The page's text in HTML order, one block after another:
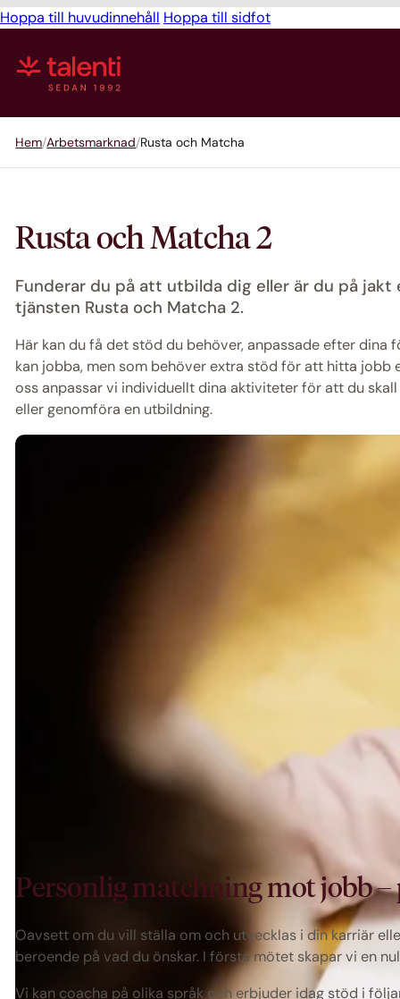
Hoppa till huvudinnehåll Hoppa till sidfot
Hem Arbetsmarknad Rusta och Matcha
Rusta och Matcha 2
Funderar du på att utbilda dig eller är du på
tjänsten Rusta och Matcha 2.
Här kan du få det stöd du behöver, anpassade efter
kan jobba, men som behöver extra stöd för att hitta jobb
oss anpassar vi individuellt dina aktiviteter för att du
eller genomföra en utbildning.
Personlig matchning mot jobb –
Oavsett om du vill ställa om och utvecklas i din karriär
beroende på vad du önskar. I första mötet skapar vi en
Vi kan coacha på olika språk och erbjuder idag stöd i